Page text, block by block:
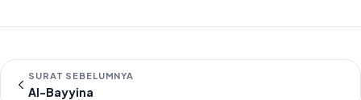
SURAT SEBELUMNYA
Al-Bayyina